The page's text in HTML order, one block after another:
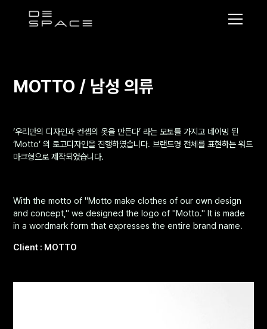
이MOTTO / 남성 의류
‘우리만의 디자인과 컨셉의 옷을 만든다’ 라는 모토를 가지고 네이밍 된
‘Motto’ 의 로고디자인을 진행하였습니다. 브랜드명 전체를 표현하는 워드
마크형으로 제작되었습니다.
With the motto of "Motto make clothes of our own design
and concept," we designed the logo of "Motto." It is made
in a wordmark form that expresses the entire brand name.
Client : MOTTO